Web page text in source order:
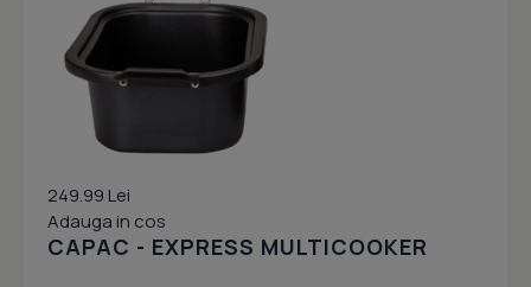
249.99 Lei
Adauga in cos
CAPAC - EXPRESS MULTICOOKER